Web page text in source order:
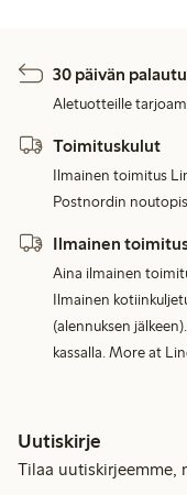
30 päivän
Aletuotteille
Toimituskulut
Ilmainen toimitus
Postnordin
Ilmainen
Aina ilmainen
Ilmainen
(alennuksen
kassalla. More at
Uutiskirje
Tilaa uutiskirjeemme,